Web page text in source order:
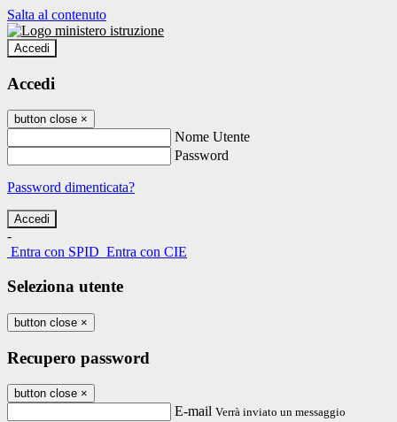
Salta al contenuto
Accedi
Accedi
button close ×
Nome Utente
Password
Password dimenticata?
-
Entra con SPID Entra con CIE
Seleziona utente
button close ×
Recupero password
button close ×
E-mail Verrà inviato un messaggio